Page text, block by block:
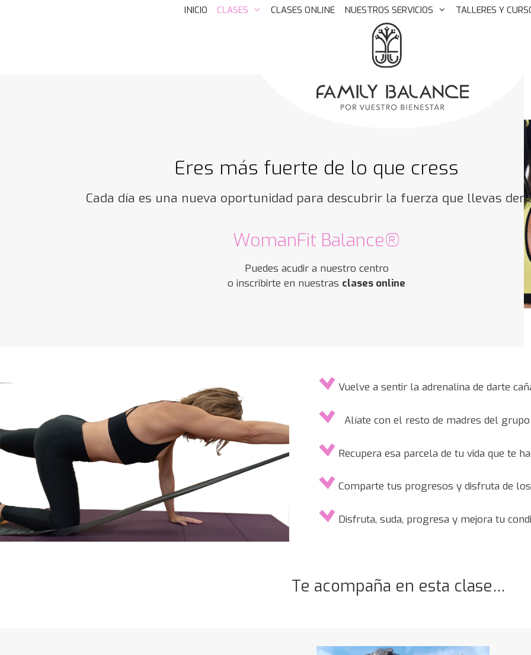
INICIO CLASES CLASES ONLINE NUESTROS SERVICIOS TALLERES Y
Eres más fuerte de lo que cress
Cada día es una nueva oportunidad para descubrir la fuerza que llevas
WomanFit Balance®
Puedes acudir a nuestro centro
o inscribirte en nuestras clases online
Vuelve a sentir la adrenalina de darte
Alíate con el resto de madres del
Recupera esa parcela de tu vida que te
Comparte tus progresos y disfruta de
Disfruta, suda, progresa y mejora tu
Te acompaña en esta clase…